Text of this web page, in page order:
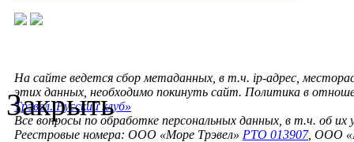
На сайте ведется сбор метаданных, в т.ч. ip-адрес,
этих данных, необходимо покинуть сайт. Политика в
Трэвел. Русский клуб»
Все вопросы по обработке персональных данных, в т.ч. об их
Реестровые номера: ООО «Море Трэвел» РТО 013907, ООО
Закрыть